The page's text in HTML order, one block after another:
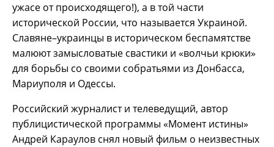
ужасе от происходящего!), а в той части
исторической России, что называется Украиной.
Славяне–украинцы в историческом беспамятстве
малюют замысловатые свастики и «волчьи крюки»
для борьбы со своими собратьями из Донбасса,
Мариуполя и Одессы.
Российский журналист и телеведущий, автор
публицистической программы «Момент истины»
Андрей Караулов снял новый фильм о неизвестных